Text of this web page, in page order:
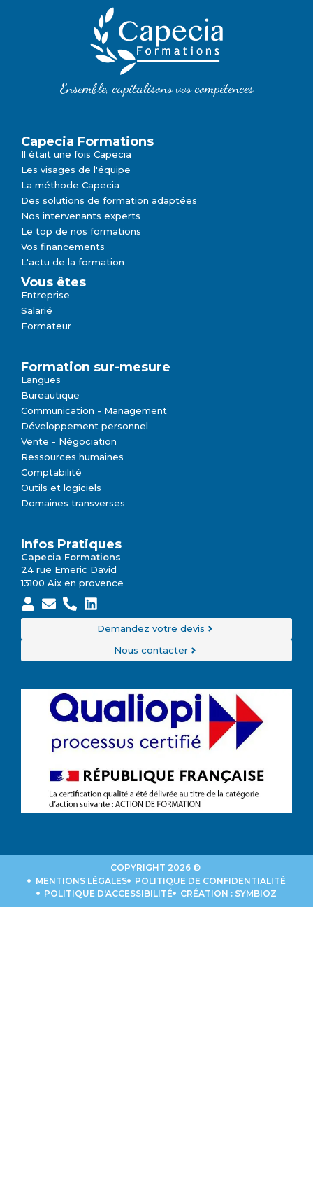
Ensemble, capitalisons vos compétences
Capecia Formations
Il était une fois Capecia
Les visages de l'équipe
La méthode Capecia
Des solutions de formation adaptées
Nos intervenants experts
Le top de nos formations
Vos financements
L'actu de la formation
Vous êtes
Entreprise
Salarié
Formateur
Formation sur-mesure
Langues
Bureautique
Communication - Management
Développement personnel
Vente - Négociation
Ressources humaines
Comptabilité
Outils et logiciels
Domaines transverses
Infos Pratiques
Capecia Formations
24 rue Emeric David
13100 Aix en provence
Demandez votre devis
Nous contacter
COPYRIGHT 2026 ©
MENTIONS LÉGALES
POLITIQUE DE CONFIDENTIALITÉ
POLITIQUE D'ACCESSIBILITÉ
CRÉATION : SYMBIOZ